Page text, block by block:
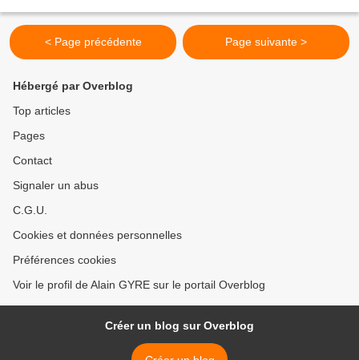
< Page précédente Page suivante >
Hébergé par Overblog
Top articles
Pages
Contact
Signaler un abus
C.G.U.
Cookies et données personnelles
Préférences cookies
Voir le profil de Alain GYRE sur le portail Overblog
Créer un blog sur Overblog